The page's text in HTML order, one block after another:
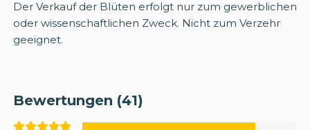
Der Verkauf der Blüten erfolgt nur zum gewerblichen
oder wissenschaftlichen Zweck. Nicht zum Verzehr
geeignet.
Bewertungen (41)